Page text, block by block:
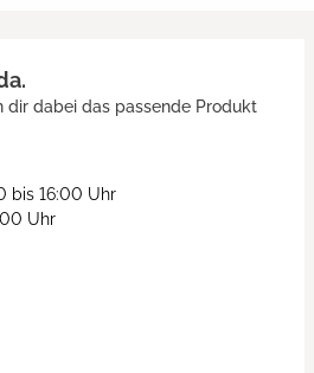
dir dabei das passende Produkt
bis 16:00 Uhr
Uhr